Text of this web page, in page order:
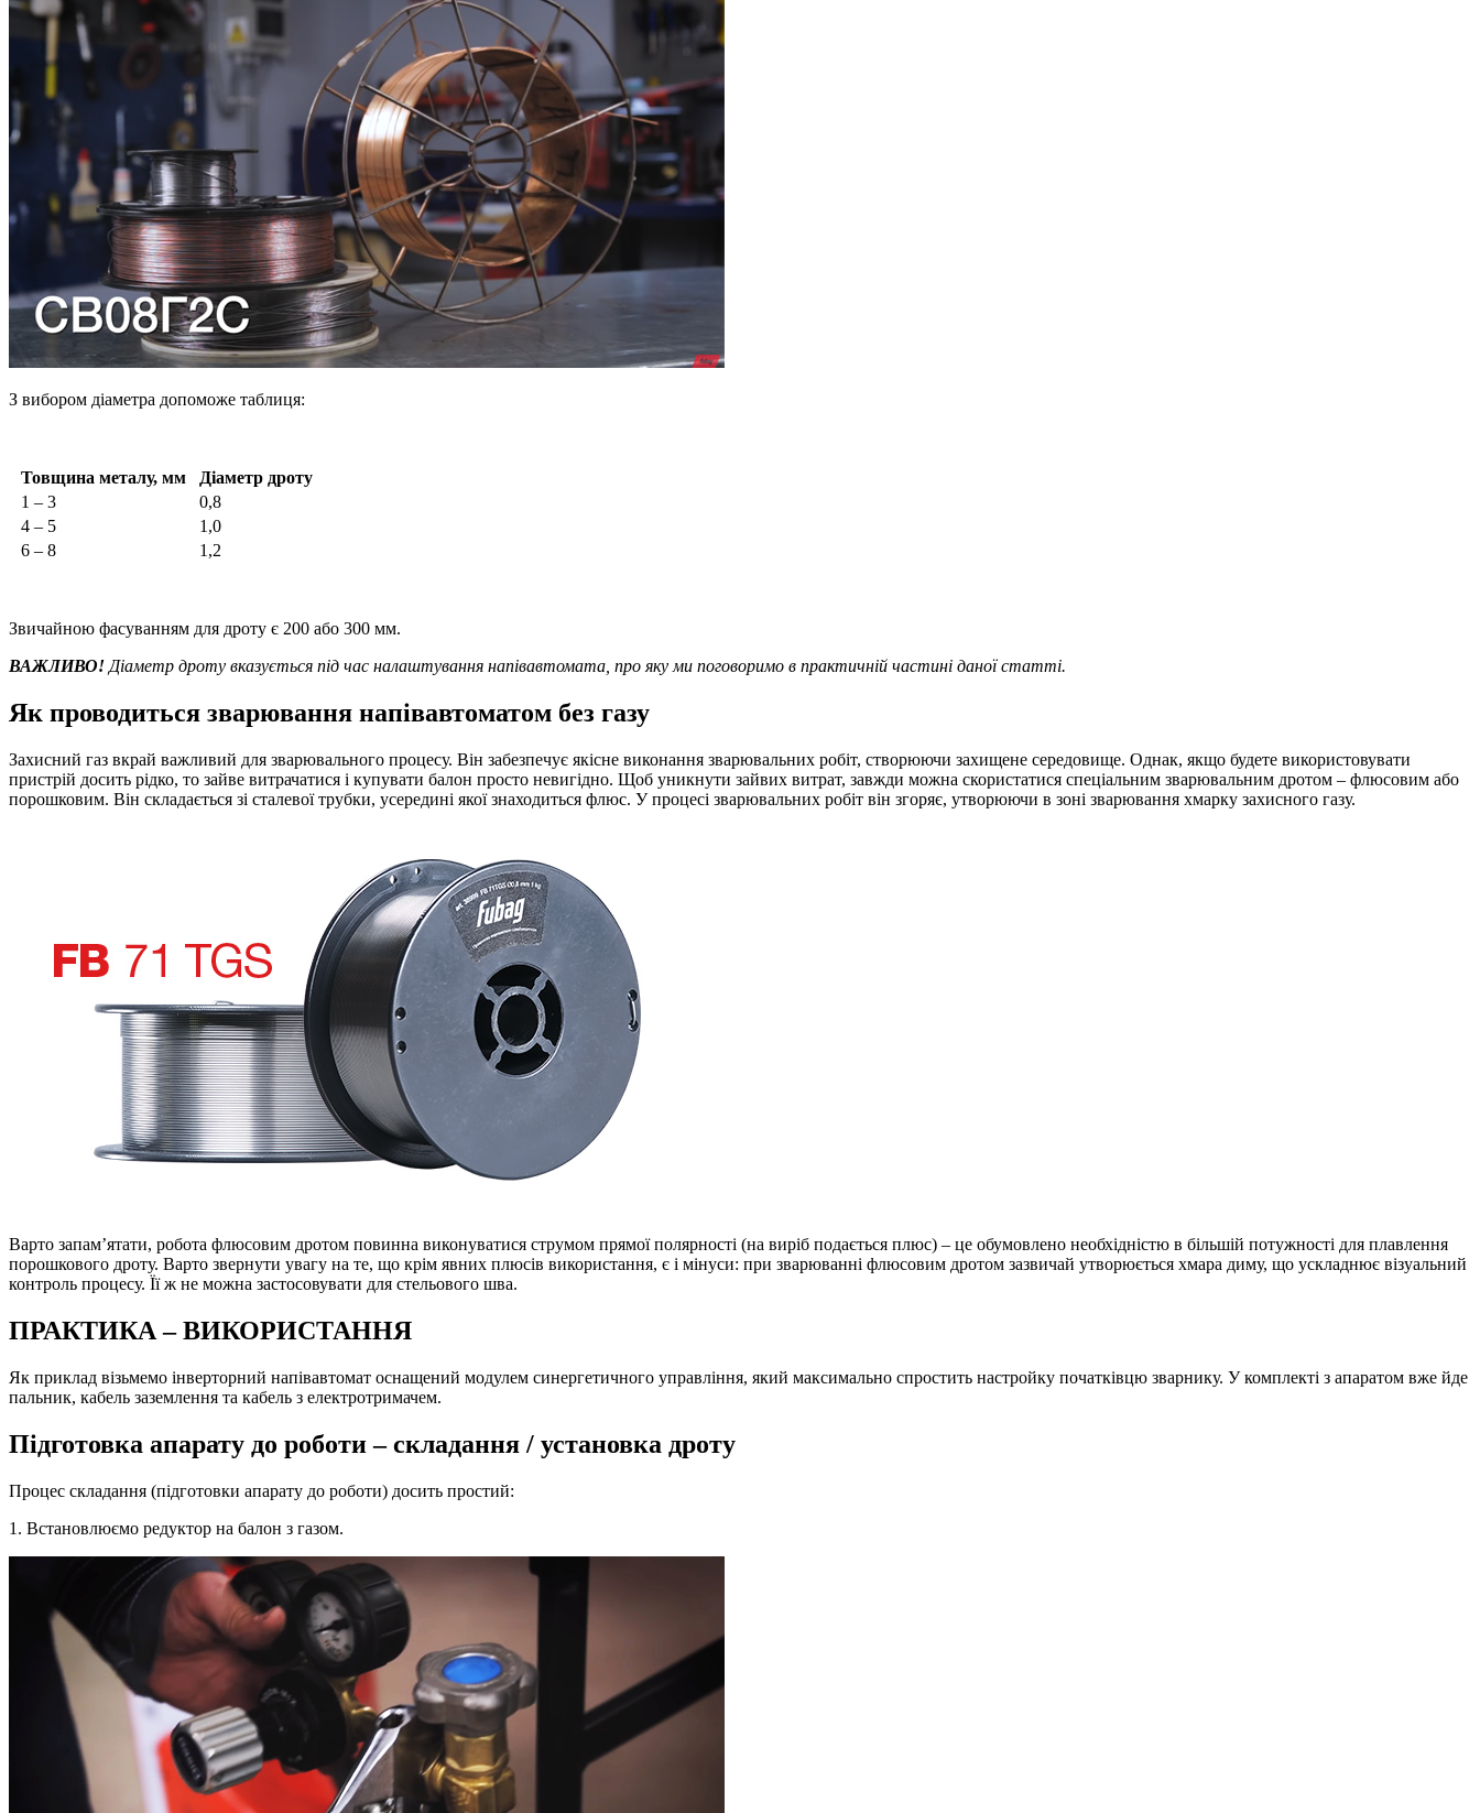
З вибором діаметра допоможе таблиця:
Товщина металу, мм
Діаметр дроту
1 – 3
0,8
4 – 5
1,0
6 – 8
1,2
Звичайною фасуванням для дроту є 200 або 300 мм.
ВАЖЛИВО! Діаметр дроту вказується під час налаштування напівавтомата, про яку ми поговоримо в практичній частині даної статті.
Як проводиться зварювання напівавтоматом без газу
Захисний газ вкрай важливий для зварювального процесу. Він забезпечує якісне виконання зварювальних робіт, створюючи захищене середовище. Однак, якщо будете використовувати
пристрій досить рідко, то зайве витрачатися і купувати балон просто невигідно. Щоб уникнути зайвих витрат, завжди можна скористатися спеціальним зварювальним дротом – флюсовим або
порошковим. Він складається зі сталевої трубки, усередині якої знаходиться флюс. У процесі зварювальних робіт він згоряє, утворюючи в зоні зварювання хмарку захисного газу.
Варто запам’ятати, робота флюсовим дротом повинна виконуватися струмом прямої полярності (на виріб подається плюс) – це обумовлено необхідністю в більшій потужності для плавлення
порошкового дроту. Варто звернути увагу на те, що крім явних плюсів використання, є і мінуси: при зварюванні флюсовим дротом зазвичай утворюється хмара диму, що ускладнює візуальний
контроль процесу. Її ж не можна застосовувати для стельового шва.
ПРАКТИКА – ВИКОРИСТАННЯ
Як приклад візьмемо інверторний напівавтомат оснащений модулем синергетичного управління, який максимально спростить настройку початківцю зварнику. У комплекті з апаратом вже йде
пальник, кабель заземлення та кабель з електротримачем.
Підготовка апарату до роботи – складання / установка дроту
Процес складання (підготовки апарату до роботи) досить простий:
1. Встановлюємо редуктор на балон з газом.